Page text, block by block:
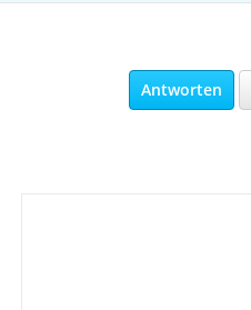
Antworten